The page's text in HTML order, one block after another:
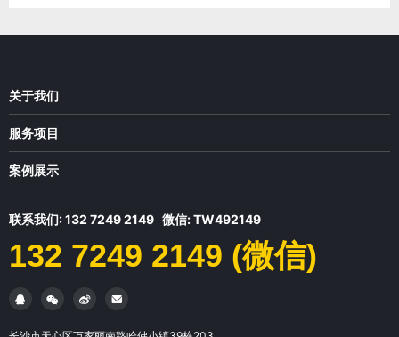
关于我们
公司介绍
同文观点
联系我们
服务项目
品牌咨询
品牌设计
店面设计
网站设计
外贸营销
案例展示
VIS系统设计
包装系统设计
联系我们: 132 7249 2149 微信: TW492149
132 7249 2149 (微信)
   